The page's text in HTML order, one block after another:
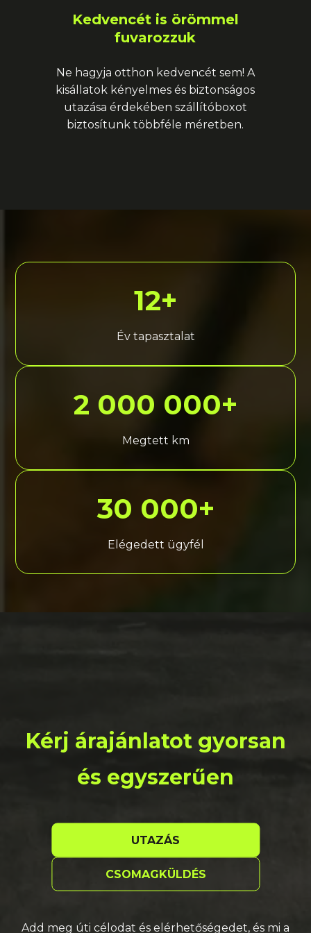
Kedvencét is örömmel
fuvarozzuk
Ne hagyja otthon kedvencét sem! A
kisállatok kényelmes és biztonságos
utazása érdekében szállítóboxot
biztosítunk többféle méretben.
12+
Év tapasztalat
2 000 000+
Megtett km
30 000+
Elégedett ügyfél
Kérj árajánlatot gyorsan
és egyszerűen
UTAZÁS
CSOMAGKÜLDÉS
Add meg úti célodat és elérhetőségedet, és mi a